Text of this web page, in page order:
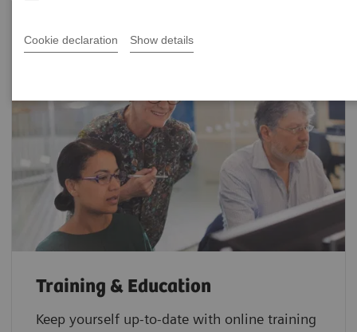
Cookie declaration Show details
Training & Education
Keep yourself up-to-date with online training